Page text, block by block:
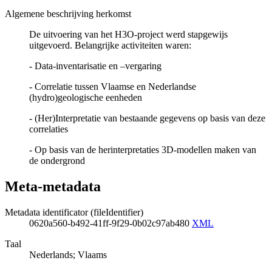
Algemene beschrijving herkomst
De uitvoering van het H3O-project werd stapgewijs
uitgevoerd. Belangrijke activiteiten waren:
- Data-inventarisatie en –vergaring
- Correlatie tussen Vlaamse en Nederlandse
(hydro)geologische eenheden
- (Her)Interpretatie van bestaande gegevens op basis van deze
correlaties
- Op basis van de herinterpretaties 3D-modellen maken van
de ondergrond
Meta-metadata
Metadata identificator (fileIdentifier)
0620a560-b492-41ff-9f29-0b02c97ab480 XML
Taal
Nederlands; Vlaams